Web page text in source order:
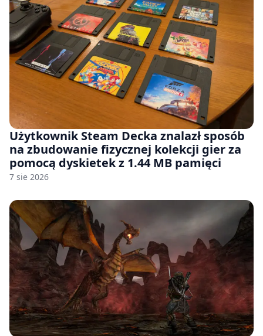
Użytkownik Steam Decka znalazł sposób
na zbudowanie fizycznej kolekcji gier za
pomocą dyskietek z 1.44 MB pamięci
7 sie 2026